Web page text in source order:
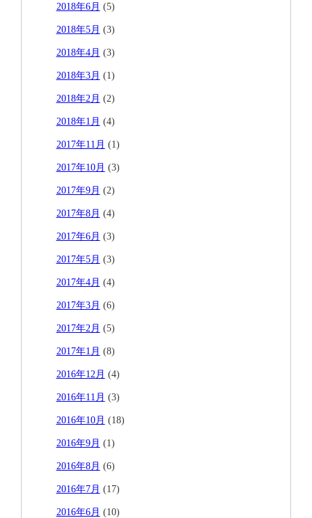
2018年6月 (5)
2018年5月 (3)
2018年4月 (3)
2018年3月 (1)
2018年2月 (2)
2018年1月 (4)
2017年11月 (1)
2017年10月 (3)
2017年9月 (2)
2017年8月 (4)
2017年6月 (3)
2017年5月 (3)
2017年4月 (4)
2017年3月 (6)
2017年2月 (5)
2017年1月 (8)
2016年12月 (4)
2016年11月 (3)
2016年10月 (18)
2016年9月 (1)
2016年8月 (6)
2016年7月 (17)
2016年6月 (10)